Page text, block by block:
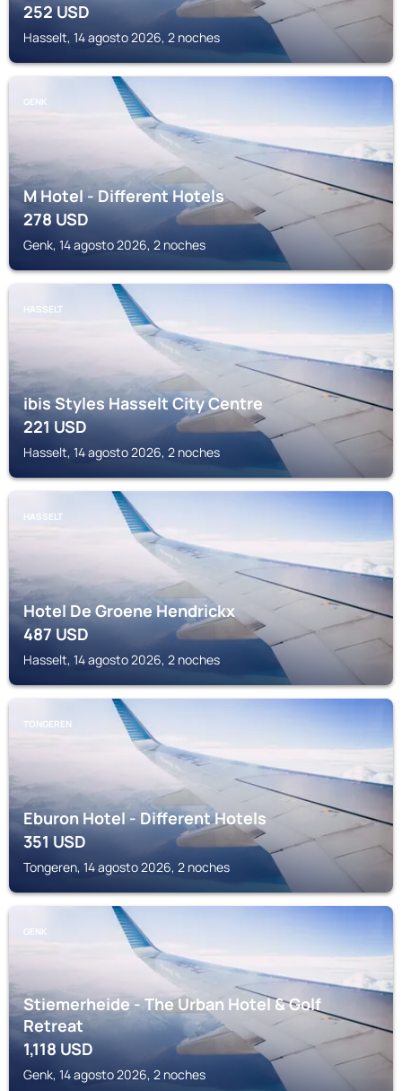
252USD
Hasselt, 14 agosto 2026, 2 noches
GENK
M Hotel - Different Hotels
278USD
Genk, 14 agosto 2026, 2 noches
HASSELT
ibis Styles Hasselt City Centre
221USD
Hasselt, 14 agosto 2026, 2 noches
HASSELT
Hotel De Groene Hendrickx
487USD
Hasselt, 14 agosto 2026, 2 noches
TONGEREN
Eburon Hotel - Different Hotels
351USD
Tongeren, 14 agosto 2026, 2 noches
GENK
Stiemerheide - The Urban Hotel & Golf
Retreat
1,118USD
Genk, 14 agosto 2026, 2 noches